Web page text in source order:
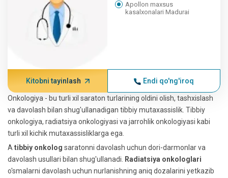
Apollon maxsus
kasalxonalari Madurai
Kitobni tayinlash Endi qo'ng'iroq
Onkologiya - bu turli xil saraton turlarining oldini olish, tashxislash
va davolash bilan shug'ullanadigan tibbiy mutaxassislik. Tibbiy
onkologiya, radiatsiya onkologiyasi va jarrohlik onkologiyasi kabi
turli xil kichik mutaxassisliklarga ega.
A tibbiy onkolog saratonni davolash uchun dori-darmonlar va
davolash usullari bilan shug'ullanadi.
Radiatsiya onkologlari
o'smalarni davolash uchun nurlanishning aniq dozalarini yetkazib